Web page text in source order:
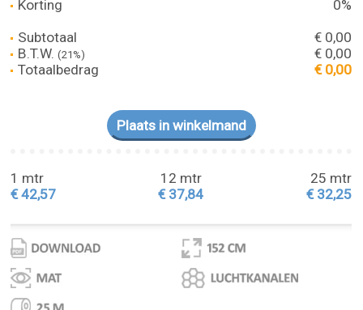
Korting
0%
Subtotaal
€ 0,00
B.T.W.(21%)
€ 0,00
Totaalbedrag
€ 0,00
1 mtr
€ 42,57
12 mtr
€ 37,84
25 mtr
€ 32,25